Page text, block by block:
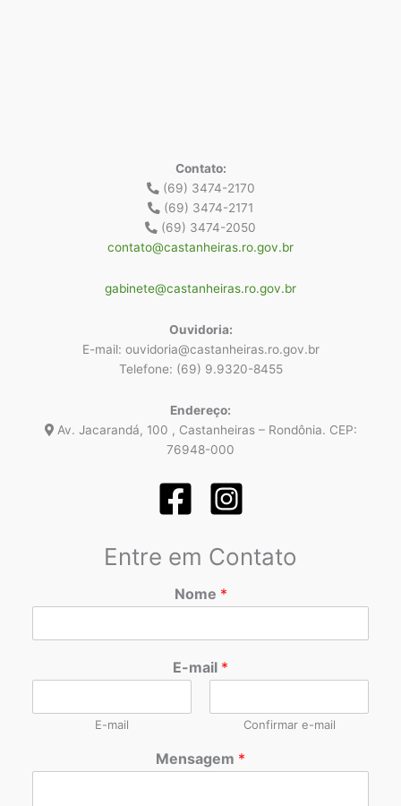
Contato:
(69) 3474-2170
(69) 3474-2171
(69) 3474-2050
contato@castanheiras.ro.gov.br
gabinete@castanheiras.ro.gov.br
Ouvidoria:
E-mail: ouvidoria@castanheiras.ro.gov.br
Telefone: (69) 9.9320-8455
Endereço:
Av. Jacarandá, 100 , Castanheiras – Rondônia. CEP:
76948-000
Entre em Contato
Nome *
E-mail *
E-mail Confirmar e-mail
Mensagem *